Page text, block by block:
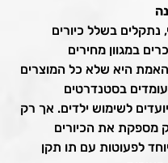
נתקלים בשלל כיורים
במגוון מחירים
האמת היא שלא כל המוצרים
בסטנדרטים
לשימוש ילדים. אך רק
מספקת את הכיורים
לפעוטות עם תו תקן